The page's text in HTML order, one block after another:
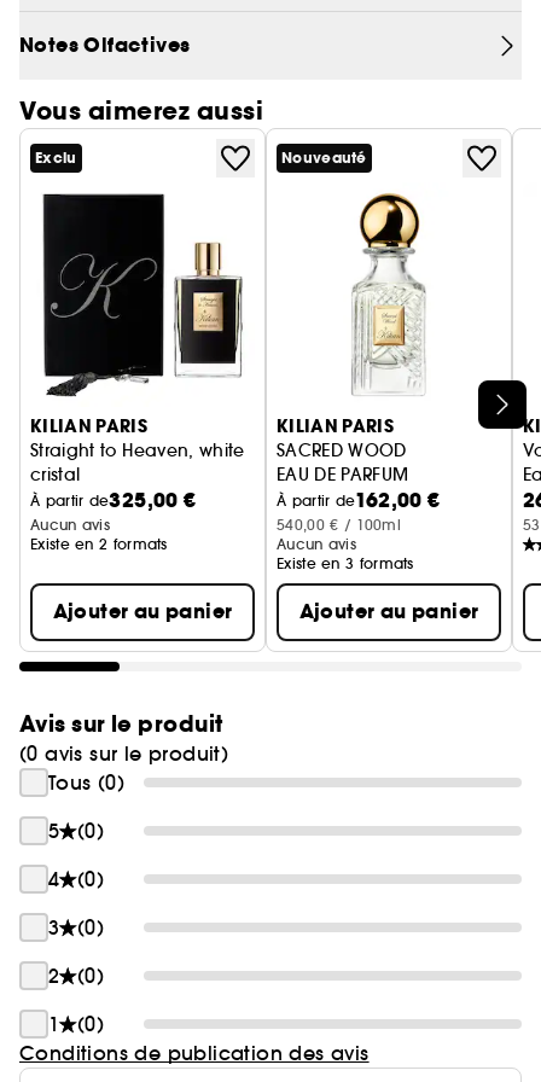
Parfumeur : Alberto Morillas
Notes Olfactives
Vous aimerez aussi
Ignorer le carrousel produits
Exclu
KILIAN PARIS
Straight to Heaven, white
cristal
Coffret Eau de Parfum
À partir de325,00 €
Aucun avis
Existe en 2 formats
Ajouter au panier
Nouveauté
KILIAN PARIS
SACRED WOOD
EAU DE PARFUM
À partir de162,00 €
540,00 € / 100ml
Aucun avis
Existe en 3 formats
Ajouter au panier
Avis sur le produit
(0 avis sur le produit)
Tous (0)
5
(0)
4
(0)
3
(0)
2
(0)
1
(0)
Conditions de publication des avis